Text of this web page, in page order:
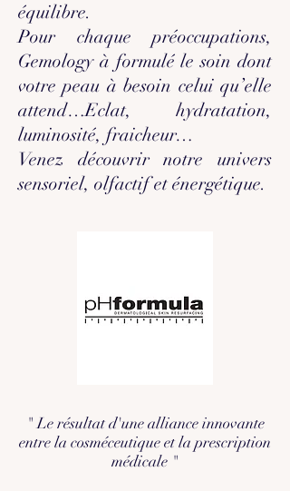
équilibre.
Pour chaque préoccupations,
Gemology à formulé le soin dont
votre peau à besoin celui qu’elle
attend…Eclat, hydratation,
luminosité, fraicheur…
Venez découvrir notre univers
sensoriel, olfactif et énergétique.
" Le résultat d'une alliance innovante
entre la cosméceutique et la prescription
médicale "